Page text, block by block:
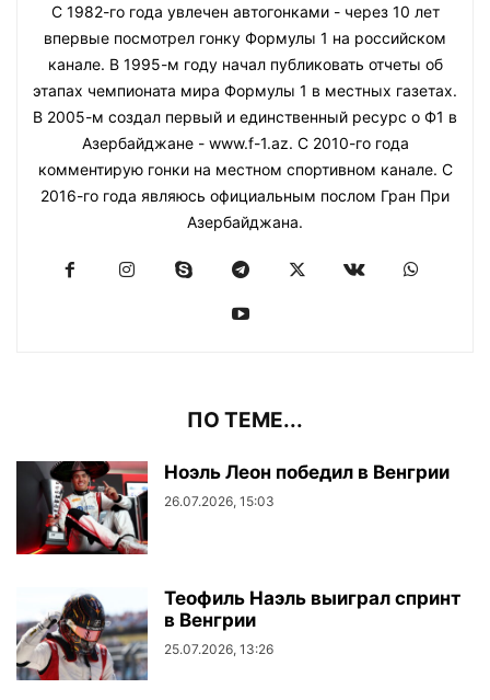
С 1982-го года увлечен автогонками - через 10 лет
впервые посмотрел гонку Формулы 1 на российском
канале. В 1995-м году начал публиковать отчеты об
этапах чемпионата мира Формулы 1 в местных газетах.
В 2005-м создал первый и единственный ресурс о Ф1 в
Азербайджане - www.f-1.az. С 2010-го года
комментирую гонки на местном спортивном канале. С
2016-го года являюсь официальным послом Гран При
Азербайджана.
ПО ТЕМЕ...
Ноэль Леон победил в Венгрии
26.07.2026, 15:03
Теофиль Наэль выиграл спринт
в Венгрии
25.07.2026, 13:26